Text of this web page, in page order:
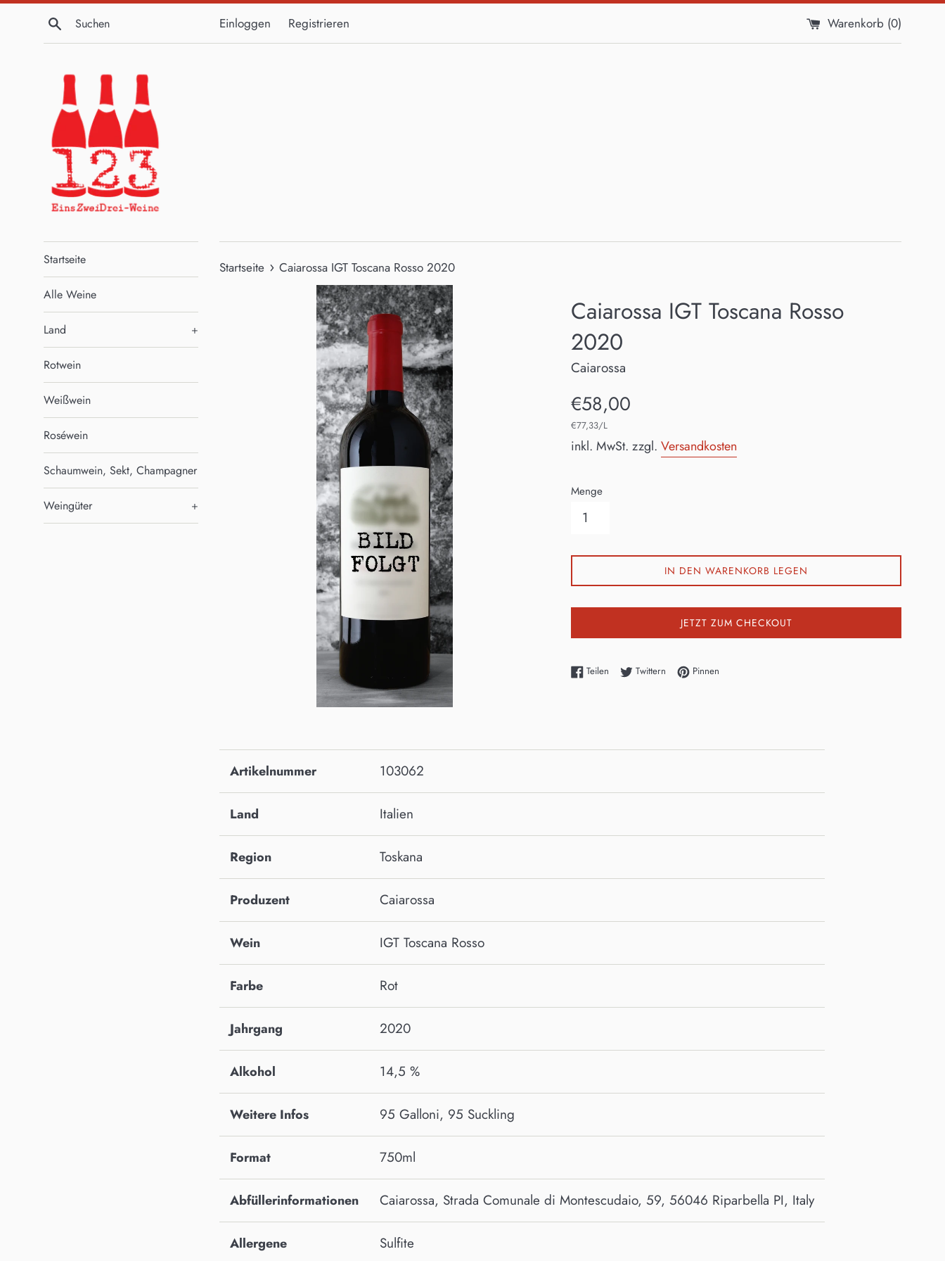
Direkt
Suchen Einloggen Registrieren Warenkorb (0)
Startseite
Alle Weine
Land +
Rotwein
Weißwein
Roséwein
Schaumwein, Sekt, Champagner
Weingüter +
Startseite › Caiarossa IGT Toscana Rosso 2020
Caiarossa IGT Toscana Rosso
2020
Caiarossa
Normaler
Preis
€58,00
€77,33/L
inkl. MwSt. zzgl. Versandkosten
Menge
IN DEN WARENKORB LEGEN
JETZT ZUM CHECKOUT
Teilen Auf Facebook teilen
Twittern Auf Twitter twittern
Pinnen
Artikelnummer 103062
Land Italien
Region Toskana
Produzent Caiarossa
Wein IGT Toscana Rosso
Farbe Rot
Jahrgang 2020
Alkohol 14,5 %
Weitere Infos 95 Galloni, 95 Suckling
Format 750ml
Abfüllerinformationen Caiarossa, Strada Comunale di Montescudaio, 59, 56046 Riparbella PI, Italy
Allergene Sulfite